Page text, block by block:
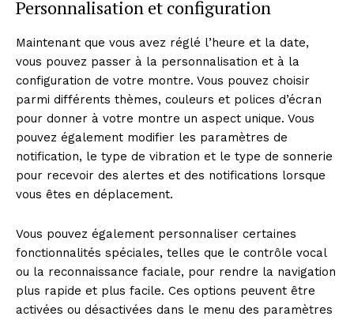
Personnalisation et configuration
Maintenant que vous avez réglé l’heure et la date,
vous pouvez passer à la personnalisation et à la
configuration de votre montre. Vous pouvez choisir
parmi différents thèmes, couleurs et polices d’écran
pour donner à votre montre un aspect unique. Vous
pouvez également modifier les paramètres de
notification, le type de vibration et le type de sonnerie
pour recevoir des alertes et des notifications lorsque
vous êtes en déplacement.
Vous pouvez également personnaliser certaines
fonctionnalités spéciales, telles que le contrôle vocal
ou la reconnaissance faciale, pour rendre la navigation
plus rapide et plus facile. Ces options peuvent être
activées ou désactivées dans le menu des paramètres